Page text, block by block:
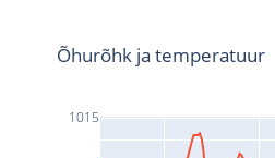
1015
Õhurõhk ja temperatuur